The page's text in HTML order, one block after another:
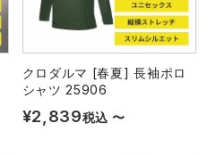
クロダルマ [春夏] 長袖ポロ
シャツ 25906
¥2,839税込 〜